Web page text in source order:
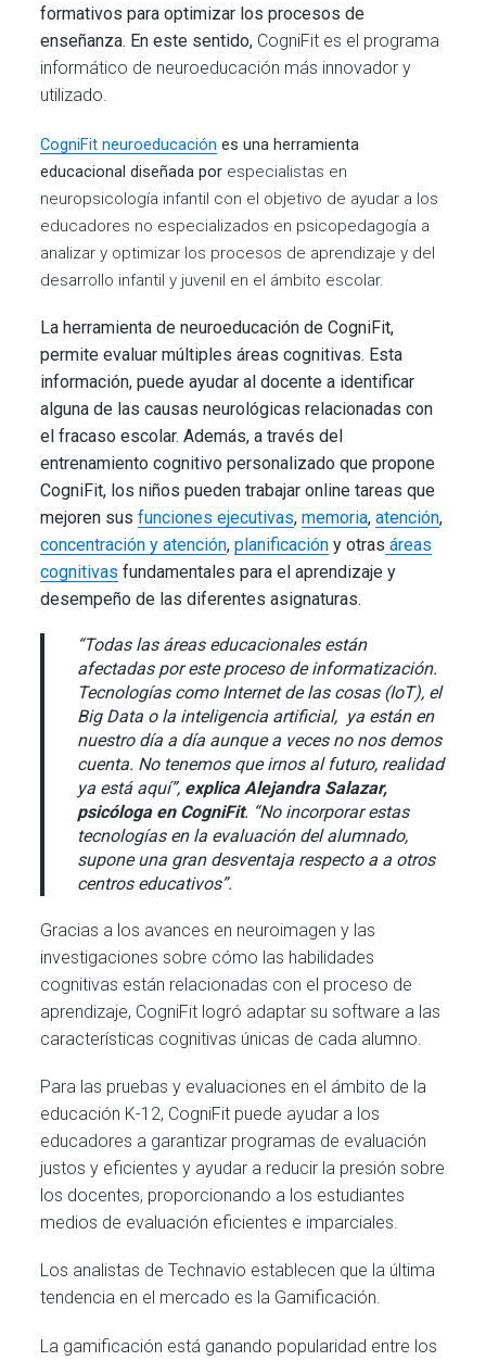
formativos para optimizar los procesos de
enseñanza. En este sentido, CogniFit es el programa
informático de neuroeducación más innovador y
utilizado.
CogniFit neuroeducación es una herramienta
educacional diseñada por especialistas en
neuropsicología infantil con el objetivo de ayudar a los
educadores no especializados en psicopedagogía a
analizar y optimizar los procesos de aprendizaje y del
desarrollo infantil y juvenil en el ámbito escolar.
La herramienta de neuroeducación de CogniFit,
permite evaluar múltiples áreas cognitivas. Esta
información, puede ayudar al docente a identificar
alguna de las causas neurológicas relacionadas con
el fracaso escolar. Además, a través del
entrenamiento cognitivo personalizado que propone
CogniFit, los niños pueden trabajar online tareas que
mejoren susfunciones ejecutivas,memoria,atención,
concentración y atención,planificación y otras áreas
cognitivas fundamentales para el aprendizaje y
desempeño de las diferentes asignaturas.
“Todas las áreas educacionales están
afectadas por este proceso de informatización.
Tecnologías como Internet de las cosas (IoT), el
Big Data o la inteligencia artificial, ya están en
nuestro día a día aunque a veces no nos demos
cuenta. No tenemos que irnos al futuro, realidad
ya está aquí”, explica Alejandra Salazar,
psicóloga en CogniFit. “No incorporar estas
tecnologías en la evaluación del alumnado,
supone una gran desventaja respecto a a otros
centros educativos”.
Gracias a los avances en neuroimagen y las
investigaciones sobre cómo las habilidades
cognitivas están relacionadas con el proceso de
aprendizaje, CogniFit logró adaptar su software a las
características cognitivas únicas de cada alumno.
Para las pruebas y evaluaciones en el ámbito de la
educación K-12, CogniFit puede ayudar a los
educadores a garantizar programas de evaluación
justos y eficientes y ayudar a reducir la presión sobre
los docentes, proporcionando a los estudiantes
medios de evaluación eficientes e imparciales.
Los analistas de Technavio establecen que la última
tendencia en el mercado es la Gamificación.
La gamificación está ganando popularidad entre los